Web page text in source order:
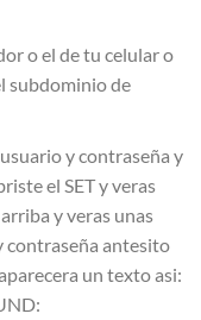
o el de tu celular o
subdominio de
y contraseña y
el SET y veras
y veras unas
contraseña antesito
un texto asi: